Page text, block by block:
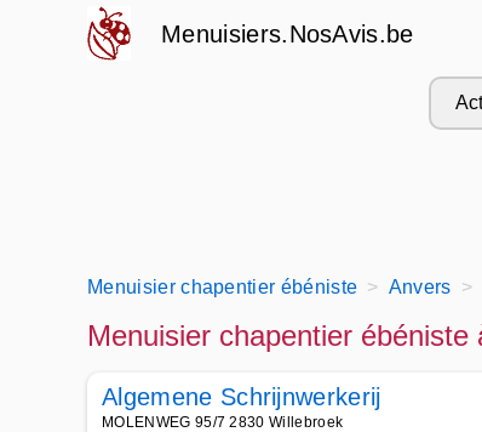
Menuisiers.NosAvis.be
Menuisier chapentier ébéniste Anvers
Menuisier chapentier ébéniste
Algemene Schrijnwerkerij
MOLENWEG 95/7 2830 Willebroek